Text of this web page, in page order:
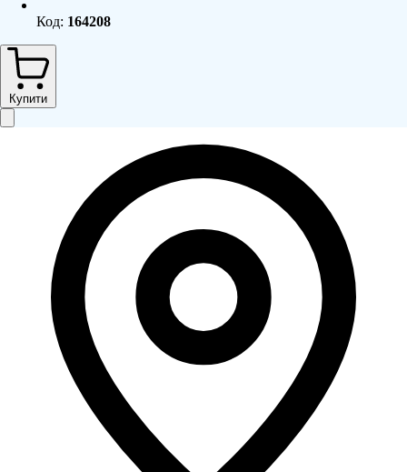
Код: 164208
Купити